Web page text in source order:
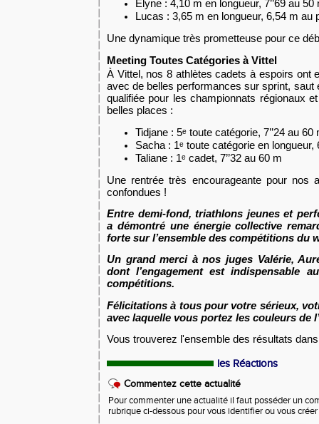
Élyne : 4,10 m en longueur, 7’’69 au 50
Lucas : 3,65 m en longueur, 6,54 m au
Une dynamique très prometteuse pour ce
Meeting Toutes Catégories à Vittel
À Vittel, nos 8 athlètes cadets à espoirs ont
avec de belles performances sur sprint, saut
qualifiée pour les championnats régionaux
belles places :
Tidjane : 5ᵉ toute catégorie, 7’’24 au 60
Sacha : 1ᵉ toute catégorie en longueur,
Taliane : 1ᵉ cadet, 7’’32 au 60 m
Une rentrée très encourageante pour nos
confondues !
Entre demi-fond, triathlons jeunes et
a démontré une énergie collective
forte sur l’ensemble des compétitions du
Un grand merci à nos juges Valérie,
dont l’engagement est indispensable
compétitions.
Félicitations à touspour votre sérieux,
avec laquelle vous portez les couleurs de
Vous trouverez l'ensemble des résultats
les Réactions
Commentez cette actualité
Pour commenter une actualité il faut posséder un
rubrique ci-dessous pour vous identifier ou vous